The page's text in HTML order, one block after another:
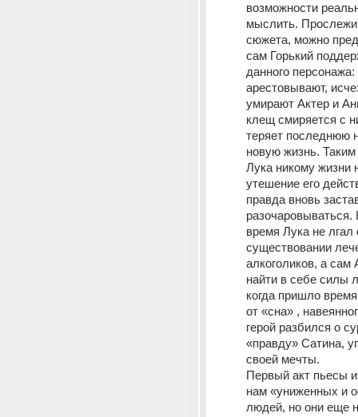
возможности
мыслить.
сюжета, можно
сам Горький
данного
арестовывают,
умирают Актер и
клещ смиряется с
теряет последнюю
новую жизнь.
Лука никому жизни
утешение его
правда вновь
разочаровываться.
время Лука не лгал
существовании
алкоголиков, а сам
найти в себе силы
когда пришло
от «сна» ,
герой разбился о
«правду» Сатина,
своей мечты.
Первый акт пьесы
нам «униженных и
людей, но они еще